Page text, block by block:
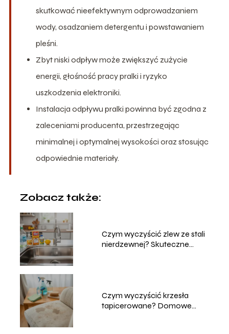
skutkować nieefektywnym odprowadzaniem
wody, osadzaniem detergentu i powstawaniem
pleśni.
Zbyt niski odpływ może zwiększyć zużycie
energii, głośność pracy pralki i ryzyko
uszkodzenia elektroniki.
Instalacja odpływu pralki powinna być zgodna z
zaleceniami producenta, przestrzegając
minimalnej i optymalnej wysokości oraz stosując
odpowiednie materiały.
Zobacz także:
Czym wyczyścić zlew ze stali
nierdzewnej? Skuteczne
Czym wyczyścić krzesła
tapicerowane? Domowe